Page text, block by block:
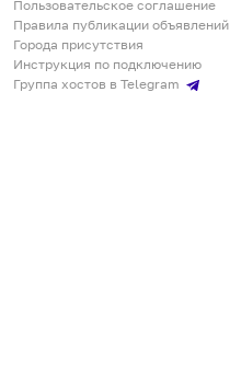
Пользовательское соглашение
Правила публикации объявлений
Города присутствия
Инструкция по подключению
Группа хостов в Telegram